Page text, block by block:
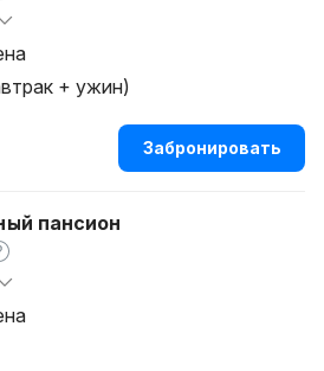
завтрак и ужин. Для детей В
за проживание без
койка-места не взимается.
+ ужин)
Забронировать
пансион
8-ми лет плата за проживание
койко-места не